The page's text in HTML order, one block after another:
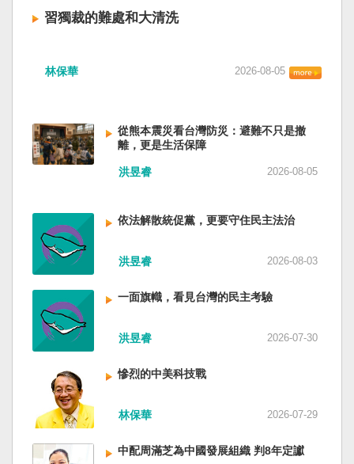
來台也是中國僑民或台灣新住民、新國民，而不
國民養成過程的教育被教導成一個虛構的大國，
北相連，四面海域環抱，是島嶼國度不是大陸國
家。 一九四五年八一五，台灣人在祖國的迷惘與
迷障中做了錯誤的選擇，不只造成台灣集體命運
好好建構我們尚未正常化的國家。台灣是小而
美、豐裕而堅強，在太平洋西南海域，一個閃亮
的國家。 中國啊！請獨立於台灣之外吧！如果在
意收拾「中華民國」這個你們立鑄為繼承之國碑
銘的國號，台灣也會尊重歷史，對殘餘中國做歷
史的了結，寫下句點。生活在台灣的人們應共同
起造一個對「中國」不構成侵權的新國家，開啟
歷史的新樂章。歷史不會重來，但提供教訓。
次彰顯這份聲明的立場，很榮幸代表台灣人民接
受IPAC的聲明，台灣會給予堅定的支持，共同捍
更透過跨國鎮壓手段，對世界各國人民進行政治
延」 賴清德表示，面對中國威權主義不斷擴張，
紅色恐怖正在世界各地蔓延，今年論壇主題聚焦
討論全球的民主韌性、灰帶侵擾的因應聯防，以
及非紅供應鏈的重塑，更加反映出台灣在國際社
任。 賴清德表示，當今台灣的民主成就受到國際
的肯定，面對中國「民促法」的威脅，台灣不會
接受統戰滲透和紅色恐怖、不會坐視中國將壓迫
黑手伸進台灣，或任何自由國家與地區。 賴清德
禦、責任分擔」，並將持續提升國防力量、強化
全社會防衛韌性，增進國際合作，凝聚最大的力
量，確保印太區域的和平穩定；台灣也將善用
AI、半導體、資通訊等高科技產業優勢，串聯民
主夥伴，一起打造「非紅供應鏈」，來強化經濟
韌性，讓彼此的國家更安全更繁榮。 最後，賴清
德說，台灣是民主自由的燈塔，也是印太和平的
重要基石，即使威權主義威脅及全球新興挑戰不
斷，台灣有堅定的意志，確保民主燈塔永明，自
由基石永固。
習獨裁的難處和大清洗
中全會。本來以為在七月上海的AI全球大會以
不見了，改為「加快、加強」。從奇技淫巧改為
「適應不同群體消費需求擴大優質供給」。顯然
七月中國官方的經濟數字，製造業採購經理人指
數PMI，由六月的五十．三％大幅滑落至四十九．
五十％榮枯線，加上非製造業和綜合PMI產出指數
三大核心指標同步跌穿榮枯線，習近平的梭哈
（孤注一擲）失敗，在會議文件上不得不兩處承
認「困難」。 一處是「有效應對各種外部衝擊和
的困難挑戰」。其後各段落所說的例如公平競
爭、就業、三農、天災等都是。而「常態化解決
企業帳款拖欠問題」，更暴露企業之間拖欠已經
是常態化。近三十年前的「三角債」是不是復活
了？企業發薪給員工當然也拖欠。 另外有兩處提
到「兜牢基層『三保』底線」和「抓好『一老一
小』服務保障」，社會保險系統也出了問題。 後
段有一句「推動各級領導幹部以更加昂揚向上的
精氣神，不斷創造高質量發展新業績」。不懂什
麼是「精氣神」，還以為是假文件，是新時代習
林保華 2026-08-05
從熊本震災看台灣防災：避難不只是撤
離，更是生活保障
洪昱睿 2026-08-05
依法解散統促黨，更要守住民主法治
洪昱睿 2026-08-03
一面旗幟，看見台灣的民主考驗
洪昱睿 2026-07-30
慘烈的中美科技戰
林保華 2026-07-29
中配周滿芝為中國發展組織 判8年定讞